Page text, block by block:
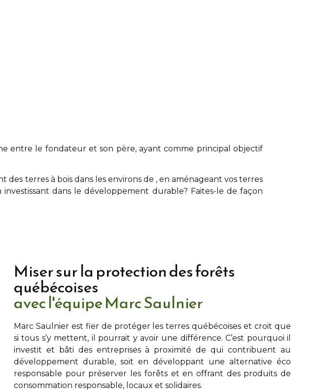
entre le fondateur et son père, ayant comme principal objectif
terres à bois dans les environs de , en aménageant vos terres
dans le développement durable? Faites-le de façon
Miser sur la protection des forêts
québécoises
avec l'équipe Marc Saulnier
Marc Saulnierest fier de protéger les terres québécoises et croit que
si tous s’y mettent, il pourrait y avoir une différence. C’est pourquoi il
investit et bâti des entreprises à proximité dequi contribuent au
développement durable, soit en développant une alternative éco
responsable pour préserver les forêts et en offrant des produits de
consommation responsable, locaux et solidaires.